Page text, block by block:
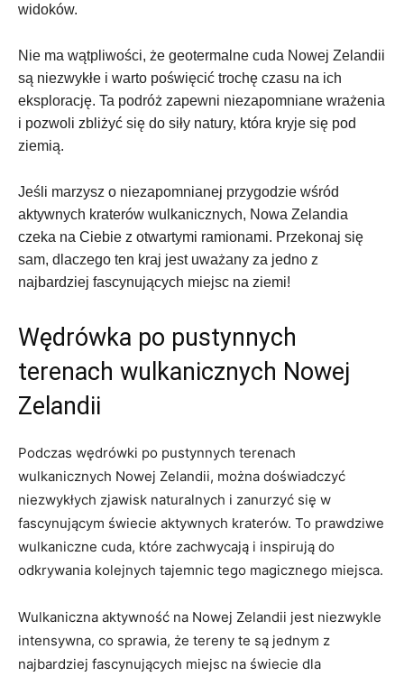
widoków.
Nie ma wątpliwości, że ⁢geotermalne cuda Nowej ⁢Zelandii
są‌ niezwykłe ⁢i warto poświęcić trochę czasu na ich
eksplorację. Ta podróż zapewni niezapomniane wrażenia
‍i pozwoli zbliżyć się do siły natury, ⁣która kryje się pod
ziemią.
Jeśli marzysz ​o niezapomnianej przygodzie wśród
aktywnych ‍kraterów wulkanicznych, ⁣Nowa Zelandia
czeka na Ciebie ⁢z otwartymi​ ramionami. ⁣Przekonaj się
sam, dlaczego ten kraj jest ⁤uważany za jedno z
najbardziej⁢ fascynujących miejsc na ziemi!
Wędrówka po ‍pustynnych‍
terenach wulkanicznych Nowej
Zelandii
Podczas wędrówki ⁢po pustynnych terenach
wulkanicznych Nowej Zelandii, można doświadczyć
niezwykłych zjawisk naturalnych i⁣ zanurzyć się w
fascynującym świecie aktywnych kraterów. To prawdziwe
wulkaniczne cuda, które zachwycają i inspirują do
⁤odkrywania kolejnych tajemnic tego magicznego miejsca.
Wulkaniczna aktywność⁤ na Nowej Zelandii jest niezwykle
intensywna, co ‍sprawia, że tereny ‌te są jednym z
najbardziej fascynujących miejsc ⁣na ⁣świecie dla